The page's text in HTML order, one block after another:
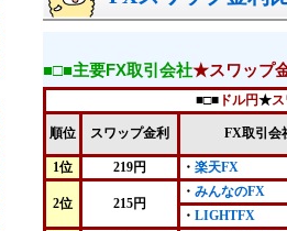
■□■主要FX取引会社★スワップ
■□■ ドル円★
順位 スワップ金利 FX取引会
1位 219円 ・ 楽天FX
2位 215円
・ みんなのFX
・ LIGHTFX